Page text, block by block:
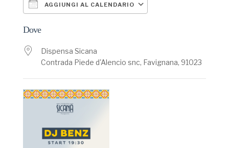
AGGIUNGI AL CALENDARIO
Dove
Dispensa Sicana
Contrada Piede d'Alencio snc, Favignana, 91023